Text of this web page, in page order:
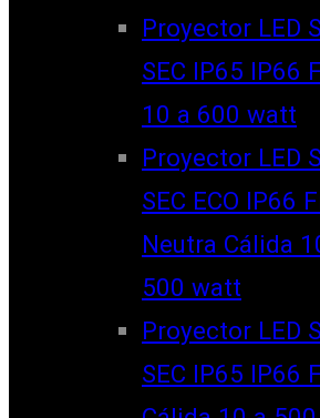
Proyector LED
SEC IP65 IP66
10 a 600 watt
Proyector LED
SEC ECO IP66
Neutra Cálida
500 watt
Proyector LED
SEC IP65 IP66